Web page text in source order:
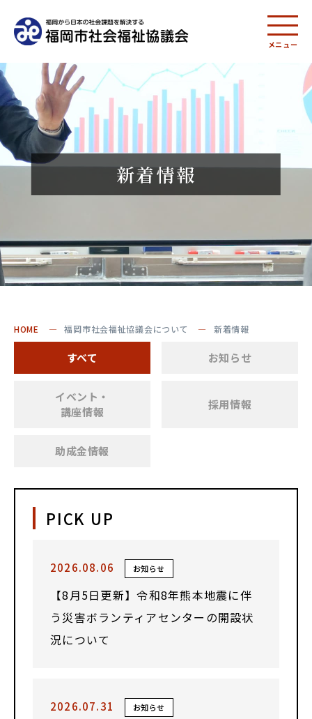
メニュー
新着情報
HOME 福岡市社会福祉協議会について 新着情報
すべて お知らせ
イベント・
講座情報
採用情報
助成金情報
PICK UP
2026.08.06 お知らせ
【8月5日更新】令和8年熊本地震に伴
う災害ボランティアセンターの開設状
況について
2026.07.31 お知らせ